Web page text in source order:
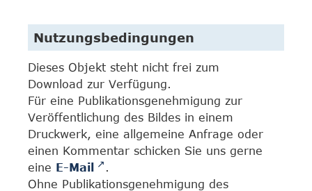
Nutzungsbedingungen
Dieses Objekt steht nicht frei zum
Download zur Verfügung.
Für eine Publikationsgenehmigung zur
Veröffentlichung des Bildes in einem
Druckwerk, eine allgemeine Anfrage oder
einen Kommentar schicken Sie uns gerne
eine E-Mail
.
Ohne Publikationsgenehmigung des